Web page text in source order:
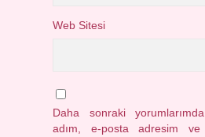
Web Sitesi
Daha sonraki
adım, e-posta adresim